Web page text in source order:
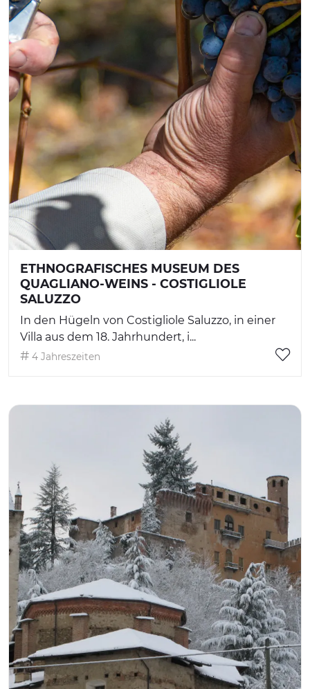
ETHNOGRAFISCHES MUSEUM DES
QUAGLIANO-WEINS - COSTIGLIOLE
SALUZZO
In den Hügeln von Costigliole Saluzzo, in einer
Villa aus dem 18. Jahrhundert, i...
4 Jahreszeiten